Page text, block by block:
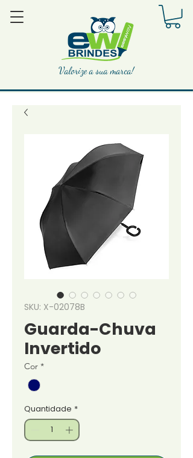
Valorize a sua marca!
SKU: X-02078B
Guarda-Chuva
Invertido
Cor *
Quantidade *